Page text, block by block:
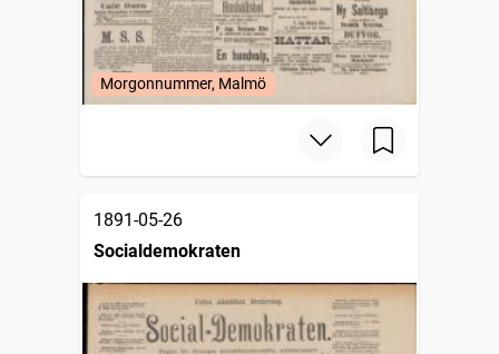
Morgonnummer, Malmö
1891-05-26
Socialdemokraten